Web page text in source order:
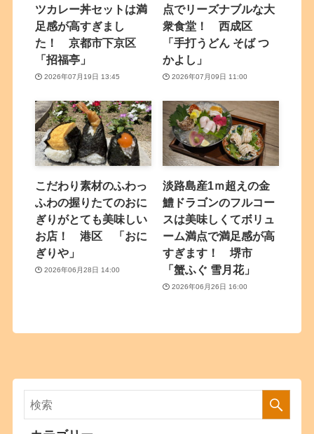
ツカレー丼セットは満
足感が高すぎまし
た！ 京都市下京区
「招福亭」
2026年07月19日 13:45
点でリーズナブルな大
衆食堂！ 西成区
「手打うどん そば つ
かよし」
2026年07月09日 11:00
こだわり素材のふわっ
ふわの握りたてのおに
ぎりがとても美味しい
お店！ 港区 「おに
ぎりや」
2026年06月28日 14:00
淡路島産1ｍ超えの金
鱧ドラゴンのフルコー
スは美味しくてボリュ
ーム満点で満足感が高
すぎます！ 堺市
「蟹ふぐ 雪月花」
2026年06月26日 16:00